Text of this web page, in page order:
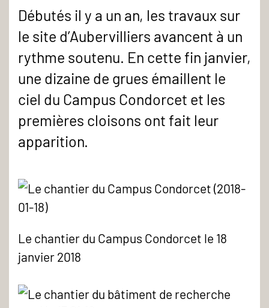
Débutés il y a un an, les travaux sur
le site d’Aubervilliers avancent à un
rythme soutenu. En cette fin janvier,
une dizaine de grues émaillent le
ciel du Campus Condorcet et les
premières cloisons ont fait leur
apparition.
Le chantier du Campus Condorcet le 18
janvier 2018